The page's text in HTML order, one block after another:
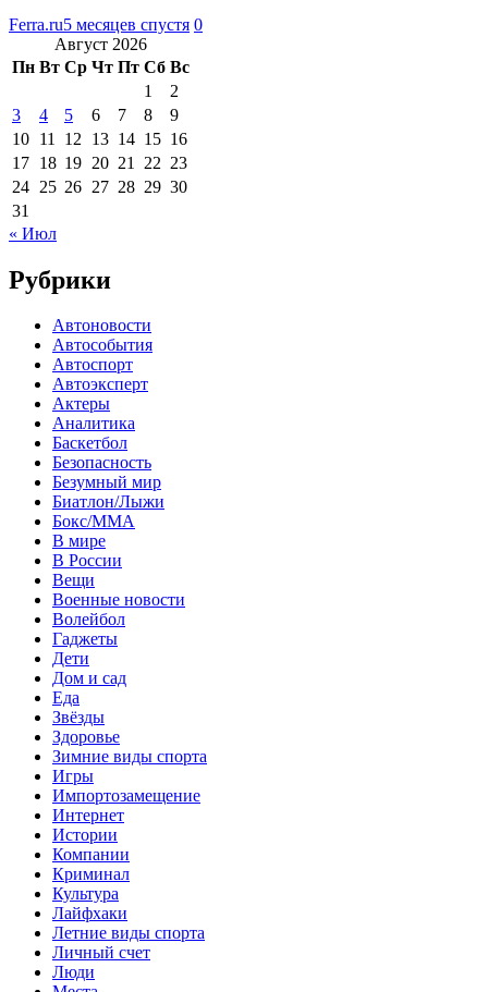
Ferra.ru5 месяцев спустя 0
Август 2026
Пн Вт Ср Чт Пт Сб Вс
1
2
3
4 5 6 7 8
9
10 11 12 13 14 15 16
17 18 19 20 21 22 23
24 25 26 27 28 29 30
31
« Июл
Рубрики
Автоновости
Автособытия
Автоспорт
Автоэксперт
Актеры
Аналитика
Баскетбол
Безопасность
Безумный мир
Биатлон/Лыжи
Бокс/MMA
В мире
В России
Вещи
Военные новости
Волейбол
Гаджеты
Дети
Дом и сад
Еда
Звёзды
Здоровье
Зимние виды спорта
Игры
Импортозамещение
Интернет
Истории
Компании
Криминал
Культура
Лайфхаки
Летние виды спорта
Личный счет
Люди